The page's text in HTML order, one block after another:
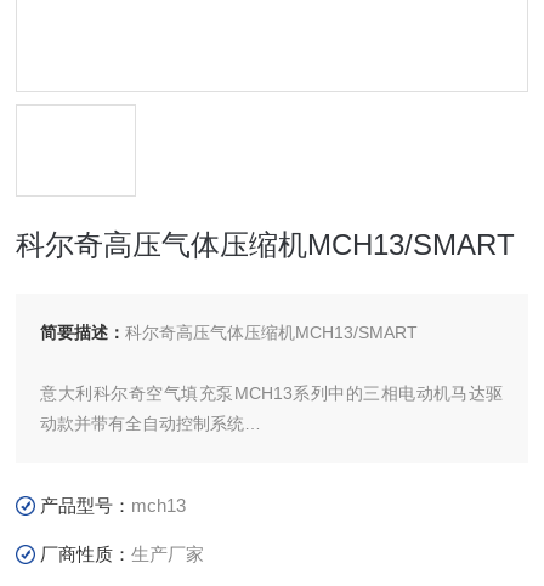
科尔奇高压气体压缩机MCH13/SMART
简要描述：科尔奇高压气体压缩机MCH13/SMART
意大利科尔奇空气填充泵MCH13系列中的三相电动机马达驱
动款并带有全自动控制系统
该款呼吸空气充气泵用途主要有：
产品型号： mch13
厂商性质：生产厂家